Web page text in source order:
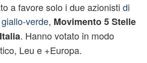
a favore solo i due azionisti di
verde, Movimento 5 Stelle
. Hanno votato in modo
Leu e +Europa.